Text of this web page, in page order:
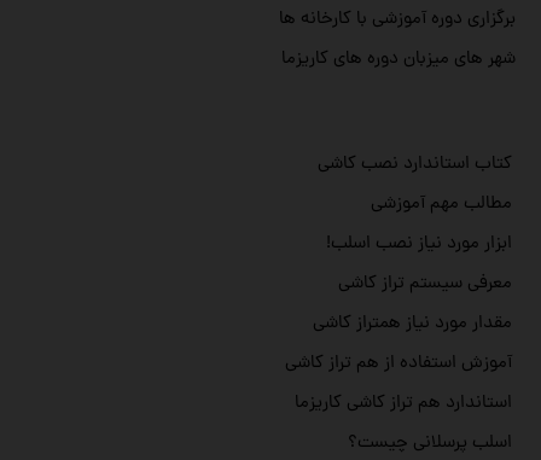
برگزاری دوره آموزشی با کارخانه ها
شهر های میزبان دوره های کاریزما
کتاب استاندارد نصب کاشی
مطالب مهم آموزشی
ابزار مورد نیاز نصب اسلب!
معرفی سیستم تراز کاشی
مقدار مورد نیاز همتراز کاشی
آموزش استفاده از هم تراز کاشی
استاندارد هم تراز کاشی کاریزما
اسلب پرسلانی چیست؟